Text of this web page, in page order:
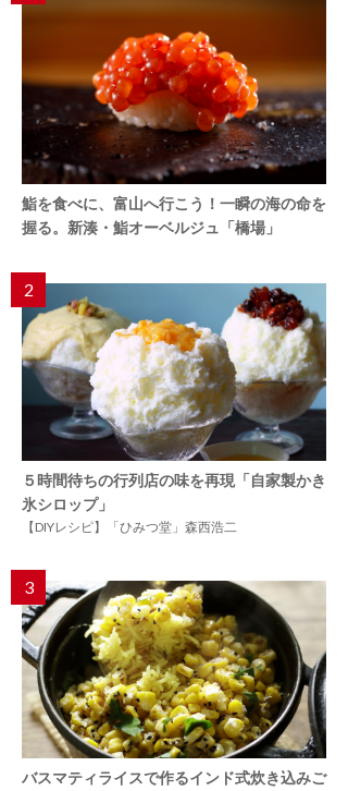
鮨を食べに、富山へ行こう！一瞬の海の命を
握る。新湊・鮨オーベルジュ「橋場」
2
５時間待ちの行列店の味を再現「自家製かき
氷シロップ」
【DIYレシピ】「ひみつ堂」森西浩二
3
バスマティライスで作るインド式炊き込みご